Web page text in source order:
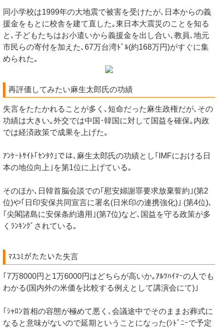
同小学校は1999年の大地震で被害を受けたが､日本からの義
援金をもとに校舎を建て直した｡東日本大震災のことを知る
と､子どもたちはお小遣いから義援金を出し合い､教員､地元
市民らの寄付を加えた､67万台湾ﾄﾞﾙ(約168万円)がすぐに集
められた｡
再評価してみたい麻生太郎氏の功績
失言をたたかれることが多く､短命だった麻生政権だが､その
功績は大きい｡外交では中国･韓国に対して国益を確保｡内政
では経済政策で成果を上げた｡
ｱﾝｹｰﾄｻｲﾄ｢ｾﾝﾀｸ｣では､麻生太郎氏の功績とし｢IMFにおける日
本の地位向上｣を第1位に上げている｡
そのほか､日韓首脳会談での｢慰安婦謝罪要求放棄誓約｣(第2
位)や｢日印安保共同宣言に署名(日米印の連携強化)｣ (第4位)､
｢尖閣諸島に安保条約適用｣(第7位)など､国益を守る政策が多
くﾗﾝｷﾝｸﾞされている｡
ﾏｽｺﾐがたたいた失言
｢7万8000円と1万6000円はどちらが高いか｡ｱﾙﾂﾊｲﾏｰの人でも
わかる(国内外の米価を比較する例えとして講演会にて)｣
｢ｼｬﾛﾝ首相の容態が極めて悪く､会議途中でそのままお葬式に
なると意味がないので延期ということになった(ｼﾄﾞﾆｰで予定